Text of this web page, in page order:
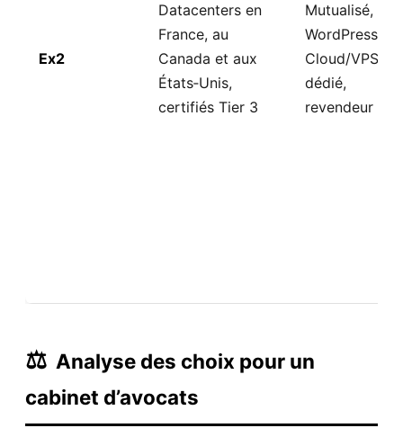
Ex2
Datacenters en
France, au
Canada et aux
États‑Unis,
certifiés Tier 3
Mutualisé,
WordPress,
Cloud/VPS,
dédié,
revendeur
⚖️ Analyse des choix pour un
cabinet d’avocats